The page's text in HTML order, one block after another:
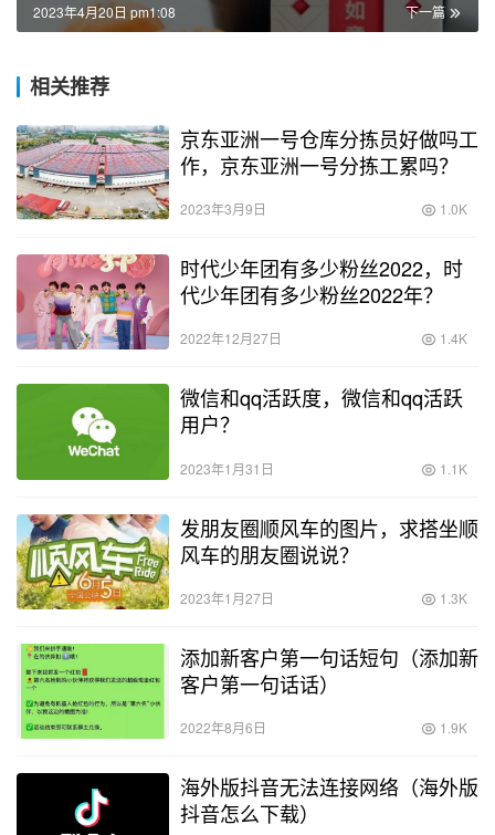
下一篇
2023年4月20日 pm1:08
相关推荐
京东亚洲一号仓库分拣员好做吗工
作，京东亚洲一号分拣工累吗？
2023年3月9日 1.0K
时代少年团有多少粉丝2022，时
代少年团有多少粉丝2022年？
2022年12月27日 1.4K
微信和qq活跃度，微信和qq活跃
用户？
2023年1月31日 1.1K
发朋友圈顺风车的图片，求搭坐顺
风车的朋友圈说说？
2023年1月27日 1.3K
添加新客户第一句话短句（添加新
客户第一句话话）
2022年8月6日 1.9K
海外版抖音无法连接网络（海外版
抖音怎么下载）